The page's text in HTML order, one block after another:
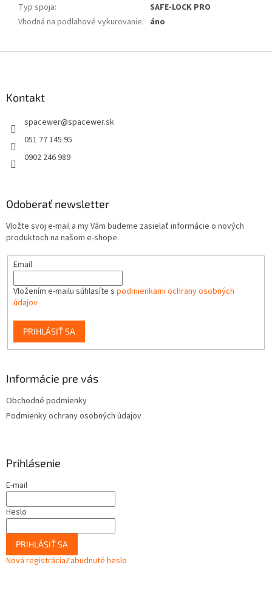
Typ spoja:
SAFE-LOCK PRO
Vhodná na podlahové vykurovanie: áno
Kontakt
spacewer@spacewer.sk
051 77 145 95
0902 246 989
Odoberať newsletter
Vložte svoj e-mail a my Vám budeme zasielať informácie o nových
produktoch na našom e-shope.
Email
Vložením e-mailu súhlasíte s podmienkami ochrany osobných
údajov
PRIHLÁSIŤ SA
Informácie pre vás
Obchodné podmienky
Podmienky ochrany osobných údajov
Prihlásenie
E-mail
Heslo
PRIHLÁSIŤ SA
Nová registráciaZabudnuté heslo